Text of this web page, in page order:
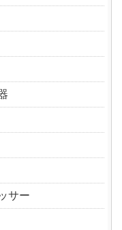
サー